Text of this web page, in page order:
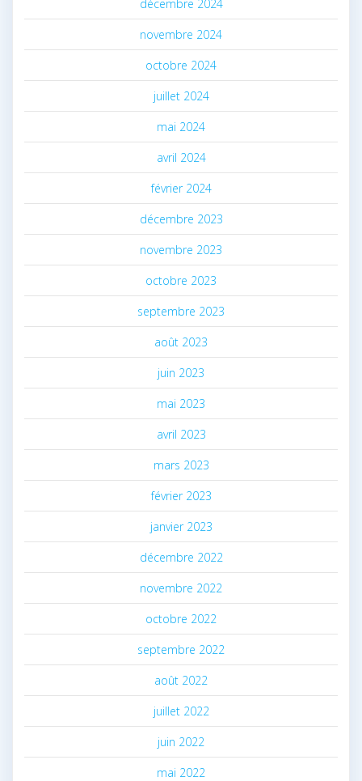
décembre 2024
novembre 2024
octobre 2024
juillet 2024
mai 2024
avril 2024
février 2024
décembre 2023
novembre 2023
octobre 2023
septembre 2023
août 2023
juin 2023
mai 2023
avril 2023
mars 2023
février 2023
janvier 2023
décembre 2022
novembre 2022
octobre 2022
septembre 2022
août 2022
juillet 2022
juin 2022
mai 2022